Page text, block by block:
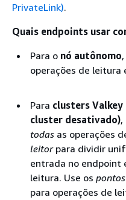
PrivateLink).
Quais endpoints usar
Para o nó autônomo
operações de leitura
Para clusters Valkey
cluster desativado),
todas as operações
leitorpara dividir
entrada no endpoint
leitura. Use os
para operações de